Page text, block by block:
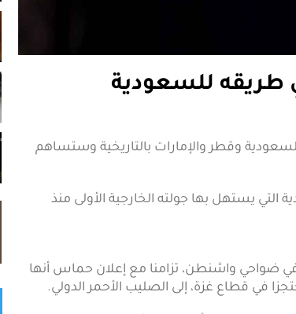
طريقه للسعودية
وقطر والإمارات بالتاريخية وستساهم
التي يستهل بها جولته الخارجية الأولى منذ
في ضواحي واشنطن، تزامنا مع إعلان حماس أنها
في قطاع غزة، إلى الصليب الأحمر الدولي.